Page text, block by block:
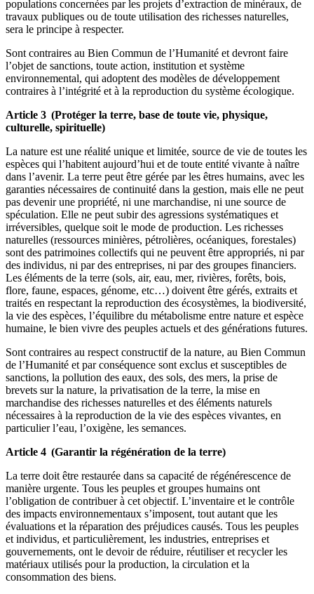
populations concernées par les projets d’extraction de minéraux, de
travaux publiques ou de toute utilisation des richesses naturelles,
sera le principe à respecter.
Sont contraires au Bien Commun de l’Humanité et devront faire
l’objet de sanctions, toute action, institution et système
environnemental, qui adoptent des modèles de développement
contraires à l’intégrité et à la reproduction du système écologique.
Article 3 (Protéger la terre, base de toute vie, physique,
culturelle, spirituelle)
La nature est une réalité unique et limitée, source de vie de toutes les
espèces qui l’habitent aujourd’hui et de toute entité vivante à naître
dans l’avenir. La terre peut être gérée par les êtres humains, avec les
garanties nécessaires de continuité dans la gestion, mais elle ne peut
pas devenir une propriété, ni une marchandise, ni une source de
spéculation. Elle ne peut subir des agressions systématiques et
irréversibles, quelque soit le mode de production. Les richesses
naturelles (ressources minières, pétrolières, océaniques, forestales)
sont des patrimoines collectifs qui ne peuvent être appropriés, ni par
des individus, ni par des entreprises, ni par des groupes financiers.
Les éléments de la terre (sols, air, eau, mer, rivières, forêts, bois,
flore, faune, espaces, génome, etc…) doivent être gérés, extraits et
traités en respectant la reproduction des écosystèmes, la biodiversité,
la vie des espèces, l’équilibre du métabolisme entre nature et espèce
humaine, le bien vivre des peuples actuels et des générations futures.
Sont contraires au respect constructif de la nature, au Bien Commun
de l’Humanité et par conséquence sont exclus et susceptibles de
sanctions, la pollution des eaux, des sols, des mers, la prise de
brevets sur la nature, la privatisation de la terre, la mise en
marchandise des richesses naturelles et des éléments naturels
nécessaires à la reproduction de la vie des espèces vivantes, en
particulier l’eau, l’oxigène, les semances.
Article 4 (Garantir la régénération de la terre)
La terre doit être restaurée dans sa capacité de régénérescence de
manière urgente. Tous les peuples et groupes humains ont
l’obligation de contribuer à cet objectif. L’inventaire et le contrôle
des impacts environnementaux s’imposent, tout autant que les
évaluations et la réparation des préjudices causés. Tous les peuples
et individus, et particulièrement, les industries, entreprises et
gouvernements, ont le devoir de réduire, réutiliser et recycler les
matériaux utilisés pour la production, la circulation et la
consommation des biens.